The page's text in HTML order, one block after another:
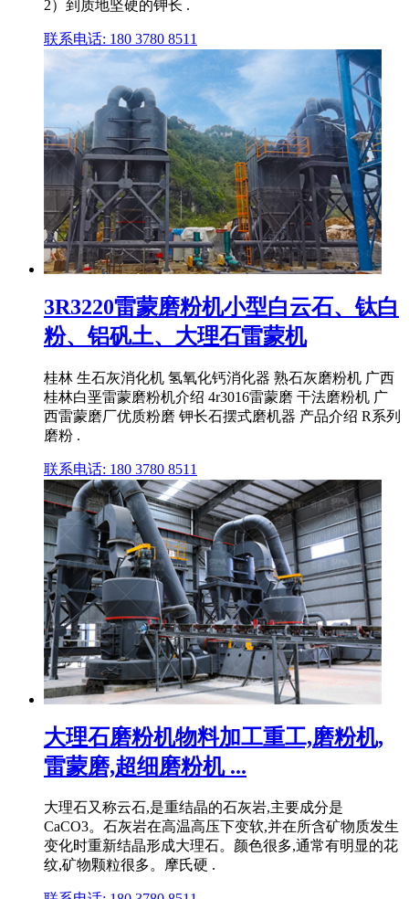
2）到质地坚硬的钾长 .
联系电话: 180 3780 8511
3R3220雷蒙磨粉机小型白云石、钛白
粉、铝矾土、大理石雷蒙机
桂林 生石灰消化机 氢氧化钙消化器 熟石灰磨粉机 广西
桂林白垩雷蒙磨粉机介绍 4r3016雷蒙磨 干法磨粉机 广
西雷蒙磨厂优质粉磨 钾长石摆式磨机器 产品介绍 R系列
磨粉 .
联系电话: 180 3780 8511
大理石磨粉机物料加工重工,磨粉机,
雷蒙磨,超细磨粉机 ...
大理石又称云石,是重结晶的石灰岩,主要成分是
CaCO3。石灰岩在高温高压下变软,并在所含矿物质发生
变化时重新结晶形成大理石。颜色很多,通常有明显的花
纹,矿物颗粒很多。摩氏硬 .